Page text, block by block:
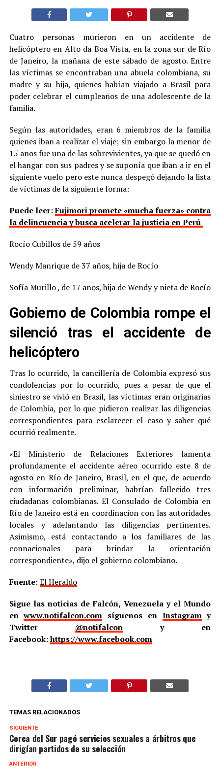
Cuatro personas murieron en un accidente de
helicóptero en Alto da Boa Vista, en la zona sur de Río
de Janeiro, la mañana de este sábado de agosto. Entre
las víctimas se encontraban una abuela colombiana, su
madre y su hija, quienes habían viajado a Brasil para
poder celebrar el cumpleaños de una adolescente de la
familia.
Según las autoridades, eran 6 miembros de la familia
quienes iban a realizar el viaje; sin embargo la menor de
15 años fue una de las sobrevivientes, ya que se quedó en
el hangar con sus padres y se suponía que iban a ir en el
siguiente vuelo pero este nunca despegó dejando la lista
de víctimas de la siguiente forma:
Puede leer:Fujimori promete «mucha fuerza» contra
la delincuencia y busca acelerar la justicia en Perú
Rocío Cubillos de 59 años
Wendy Manrique de 37 años, hija de Rocío
Sofía Murillo , de 17 años, hija de Wendy y nieta de Rocío
Gobierno de Colombia rompe el
silenció tras el accidente de
helicóptero
Tras lo ocurrido, la cancillería de Colombia expresó sus
condolencias por lo ocurrido, pues a pesar de que el
siniestro se vivió en Brasil, las víctimas eran originarias
de Colombia, por lo que pidieron realizar las diligencias
correspondientes para esclarecer el caso y saber qué
ocurrió realmente.
«El Ministerio de Relaciones Exteriores lamenta
profundamente el accidente aéreo ocurrido este 8 de
agosto en Río de Janeiro, Brasil, en el que, de acuerdo
con información preliminar, habrían fallecido tres
ciudadanas colombianas. El Consulado de Colombia en
Río de Janeiro está en coordinacion con las autoridades
locales y adelantando las diligencias pertinentes.
Asimismo, está contactando a los familiares de las
connacionales para brindar la orientación
correspondiente», dijo el gobierno colombiano.
Fuente: El Heraldo
Sigue las noticias de Falcón, Venezuela y el Mundo
enwww.notifalcon.com síguenos en Instagramy
Twitter @notifalcony en
Facebook:https://www.facebook.com
TEMAS RELACIONADOS
SIGUIENTE
Corea del Sur pagó servicios sexuales a árbitros que
dirigían partidos de su selección
ANTERIOR